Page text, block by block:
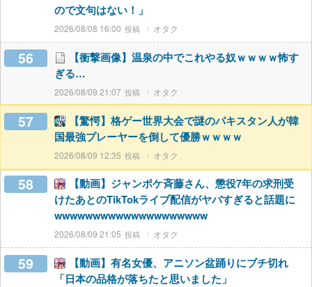
ので文句はない！」
2026/08/08 16:00 オタク
56
【衝撃画像】温泉の中でこれやる奴ｗｗｗｗ怖す
ぎる…
2026/08/09 21:07 オタク
57
【驚愕】格ゲー世界大会で謎のパキスタン人が韓
国最強プレーヤーを倒して優勝ｗｗｗｗ
2026/08/09 12:35 オタク
58
【動画】ジャンポケ斉藤さん、懲役7年の求刑受
けたあとのTikTokライブ配信がヤバすぎると話題に
wwwwwwwwwwwwwwwwwwww
2026/08/09 21:05 オタク
59
【動画】有名女優、アニソン盆踊りにブチ切れ
「日本の品格が落ちたと思いました」